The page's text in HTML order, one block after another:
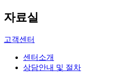
자료실
고객센터
센터소개
상담안내 및 절차